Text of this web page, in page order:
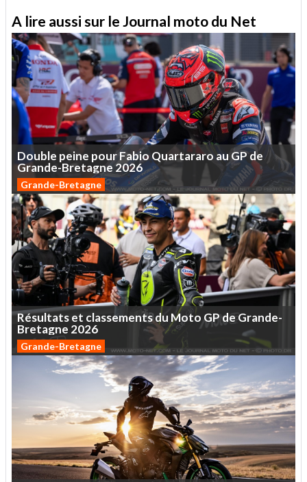
A lire aussi sur le Journal moto du Net
Double peine pourFabioQuartararo au GPde
Grande-Bretagne 2026
Grande-Bretagne
Résultatset classementsdu MotoGP de Grande-
Bretagne 2026
Grande-Bretagne